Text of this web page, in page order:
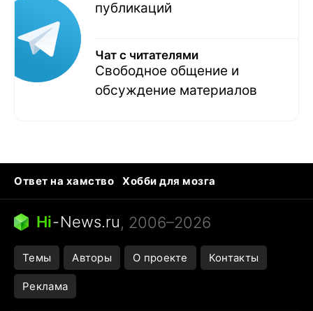
публикаций
Чат с читателями
Свободное общение и
обсуждение материалов
Ответ на хамство
Хобби для мозга
Бензин 100 и 95
Тунцы в океанариуме
Следующая пандемия
Hi-News.ru, 2006–2026
Темы Авторы О проекте Контакты
Реклама